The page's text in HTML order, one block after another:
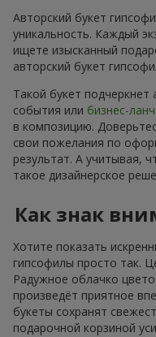
Авторский букет
уникальность. Каждый
ищете изысканный
авторский букет
Такой букет
события или бизнес-
в композицию.
свои пожелания по
результат. А учитывая,
такое дизайнерское
Как знак
Хотите показать
гипсофилы просто так.
Радужное облачко
произведёт приятное
букеты сохранят
подарочной корзиной